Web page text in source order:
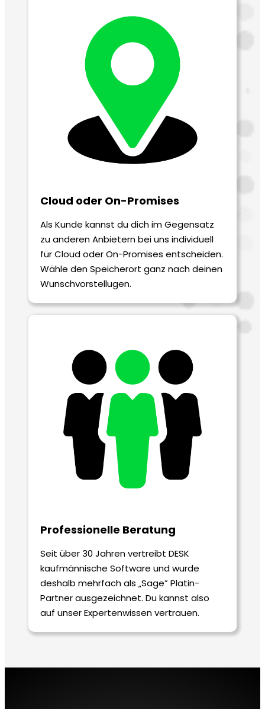
Cloud oder On-Promises
Als Kunde kannst du dich im Gegensatz
zu anderen Anbietern bei uns individuell
für Cloud oder On-Promises entscheiden.
Wähle den Speicherort ganz nach deinen
Wunschvorstellugen.
Professionelle Beratung
Seit über 30 Jahren vertreibt DESK
kaufmännische Software und wurde
deshalb mehrfach als „Sage” Platin-
Partner ausgezeichnet. Du kannst also
auf unser Expertenwissen vertrauen.